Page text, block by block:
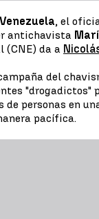
Venezuela, el
antichavista
(CNE) da a
del
personas en
pacífica.